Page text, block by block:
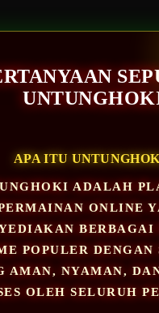
APA ITU
ADALAH
ONLINE
POPULER DENGAN
AMAN, NYAMAN,
OLEH SELURUH